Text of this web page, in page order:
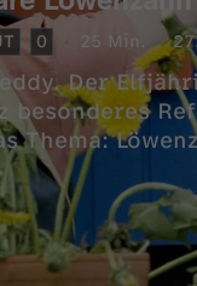
0 25 Min.
Der
besonderes
Thema: